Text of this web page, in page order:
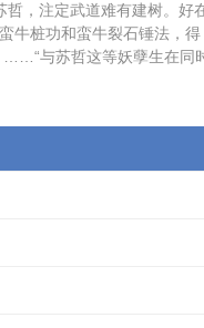
，注定武道难有建树。
桩功和蛮牛裂石锤法，
与苏哲这等妖孽生在